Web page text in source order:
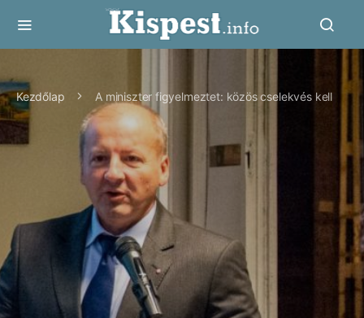
Kezdőlap A miniszter figyelmeztet: közös cselekvés kell